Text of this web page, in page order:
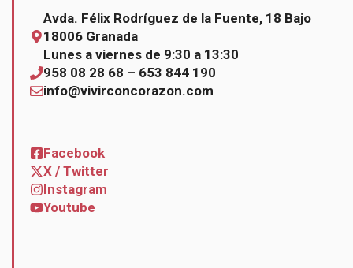
Avda. Félix Rodríguez de la Fuente, 18 Bajo
18006 Granada
Lunes a viernes de 9:30 a 13:30
958 08 28 68 – 653 844 190
info@vivirconcorazon.com
Facebook
X / Twitter
Instagram
Youtube